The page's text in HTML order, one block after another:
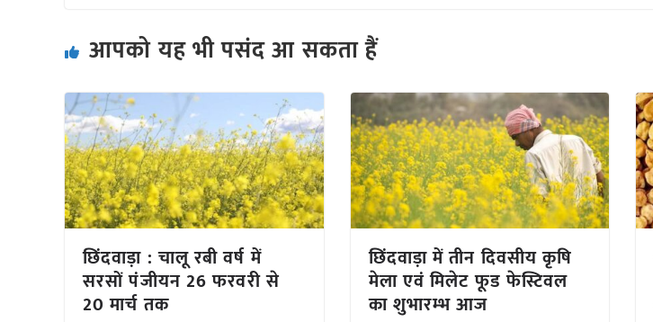
आपको यह भी पसंद आ सकता हैं
छिंदवाड़ा : चालू रबी वर्ष में
सरसों पंजीयन 26 फरवरी से
20 मार्च तक
छिंदवाड़ा में तीन दिवसीय कृषि
मेला एवं मिलेट फूड फेस्टिवल
का शुभारम्भ आज